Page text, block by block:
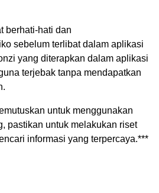
berhati-hati dan
sebelum terlibat dalam aplikasi
yang diterapkan dalam aplikasi
terjebak tanpa mendapatkan
untuk menggunakan
pastikan untuk melakukan riset
informasi yang terpercaya.***